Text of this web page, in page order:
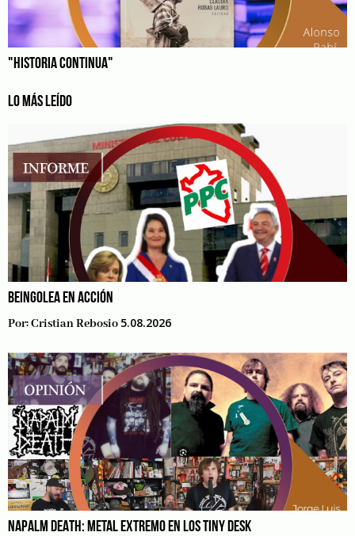
"HISTORIA CONTINUA"
LO MÁS LEÍDO
BEINGOLEA EN ACCIÓN
Por:Cristian Rebosio 5.08.2026
NAPALM DEATH: METAL EXTREMO EN LOS TINY DESK